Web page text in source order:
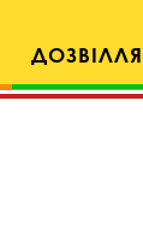
ДОЗВІЛЛЯ